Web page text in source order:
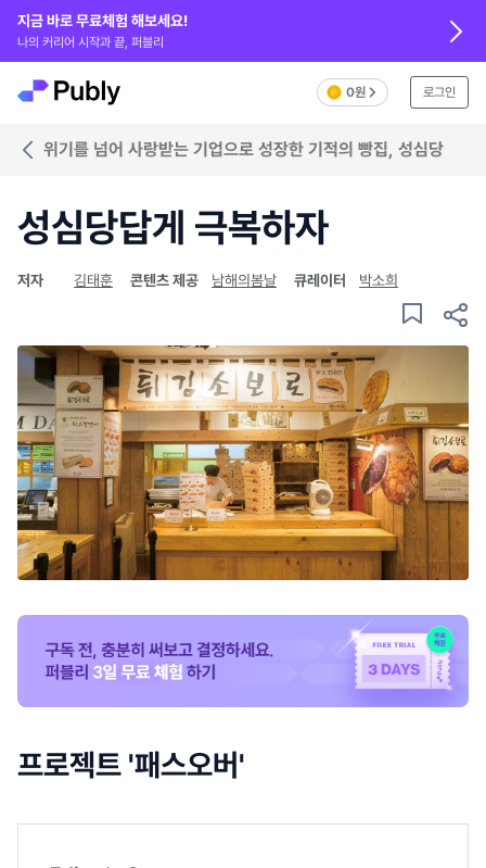
지금 바로 무료체험 해보세요!
나의 커리어 시작과 끝, 퍼블리
0원 로그인
위기를 넘어 사랑받는 기업으로 성장한 기적의 빵집, 성심당
성심당답게 극복하자
저자 김태훈 콘텐츠 제공 남해의봄날 큐레이터 박소희
프로젝트 '패스오버'